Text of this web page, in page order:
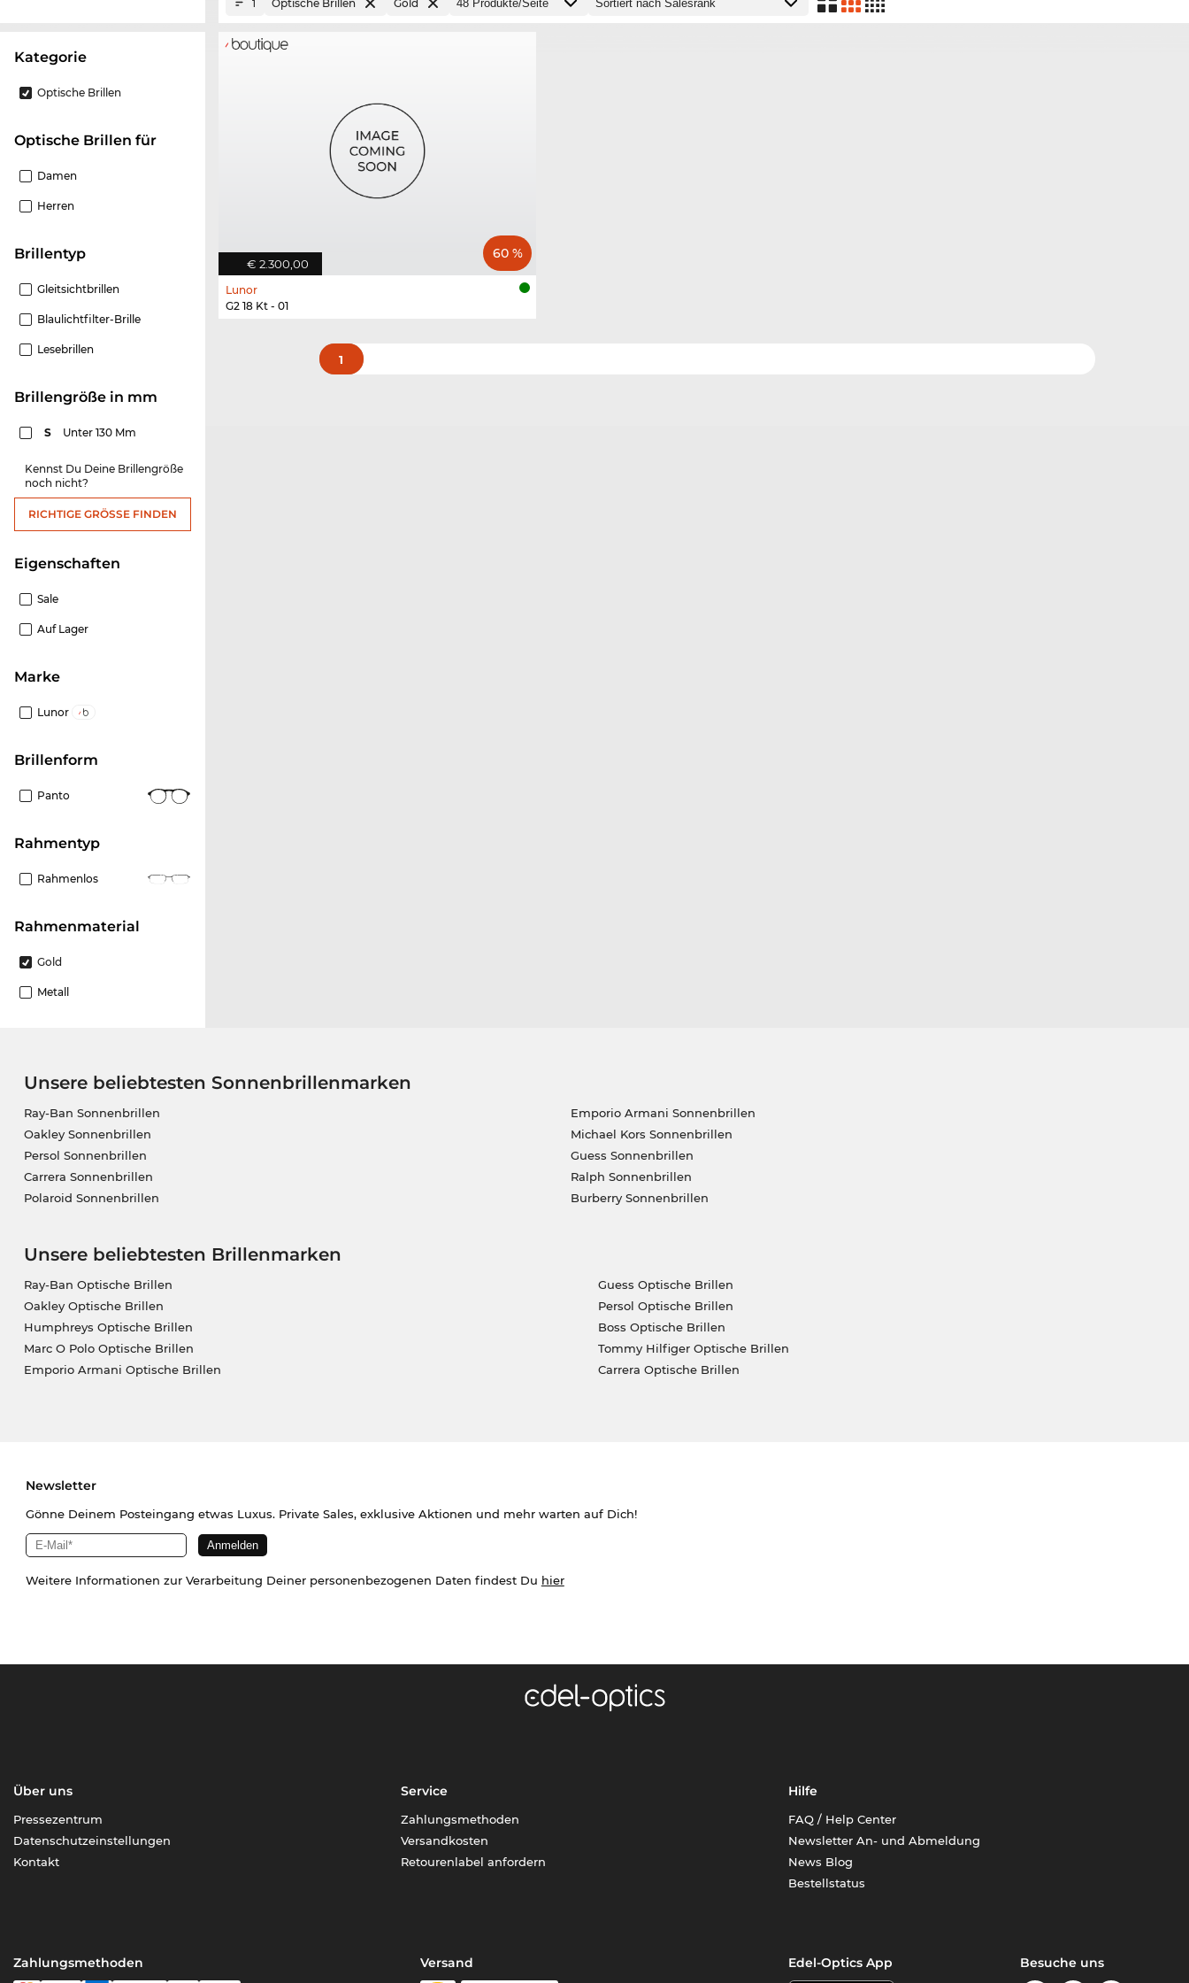
Kategorie
Optische Brillen
Optische Brillen für
Damen
Herren
Brillentyp
Gleitsichtbrillen
Blaulichtfilter-Brille
Lesebrillen
Brillengröße in mm
S Unter 130 Mm
Kennst Du Deine Brillengröße
noch nicht?
RICHTIGE GRÖSSE FINDEN
Eigenschaften
Sale
Auf Lager
Marke
Lunor
Brillenform
Panto
Rahmentyp
Rahmenlos
Rahmenmaterial
Gold
Metall
1 Optische Brillen Gold
€ 2.300,00
60 %
Lunor
G2 18 Kt - 01
1
Unsere beliebtesten Sonnenbrillenmarken
Ray-Ban Sonnenbrillen
Oakley Sonnenbrillen
Persol Sonnenbrillen
Carrera Sonnenbrillen
Polaroid Sonnenbrillen
Emporio Armani Sonnenbrillen
Michael Kors Sonnenbrillen
Guess Sonnenbrillen
Ralph Sonnenbrillen
Burberry Sonnenbrillen
Unsere beliebtesten Brillenmarken
Ray-Ban Optische Brillen
Oakley Optische Brillen
Humphreys Optische Brillen
Marc O Polo Optische Brillen
Emporio Armani Optische Brillen
Guess Optische Brillen
Persol Optische Brillen
Boss Optische Brillen
Tommy Hilfiger Optische Brillen
Carrera Optische Brillen
Newsletter
Gönne Deinem Posteingang etwas Luxus. Private Sales, exklusive Aktionen und mehr warten auf Dich!
Weitere Informationen zur Verarbeitung Deiner personenbezogenen Daten findest Du hier
Über uns
Pressezentrum
Datenschutzeinstellungen
Kontakt
Service
Zahlungsmethoden
Versandkosten
Retourenlabel anfordern
Hilfe
FAQ / Help Center
Newsletter An- und Abmeldung
News Blog
Bestellstatus
Zahlungsmethoden Versand Edel-Optics App Besuche uns